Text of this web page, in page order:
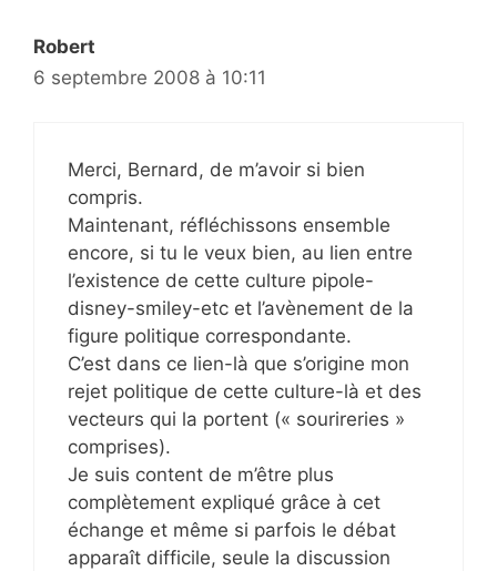
Robert
6 septembre 2008 à 10:11
Merci, Bernard, de m’avoir si bien
compris.
Maintenant, réfléchissons ensemble
encore, si tu le veux bien, au lien entre
l’existence de cette culture pipole-
disney-smiley-etc et l’avènement de la
figure politique correspondante.
C’est dans ce lien-là que s’origine mon
rejet politique de cette culture-là et des
vecteurs qui la portent (« sourireries »
comprises).
Je suis content de m’être plus
complètement expliqué grâce à cet
échange et même si parfois le débat
apparaît difficile, seule la discussion